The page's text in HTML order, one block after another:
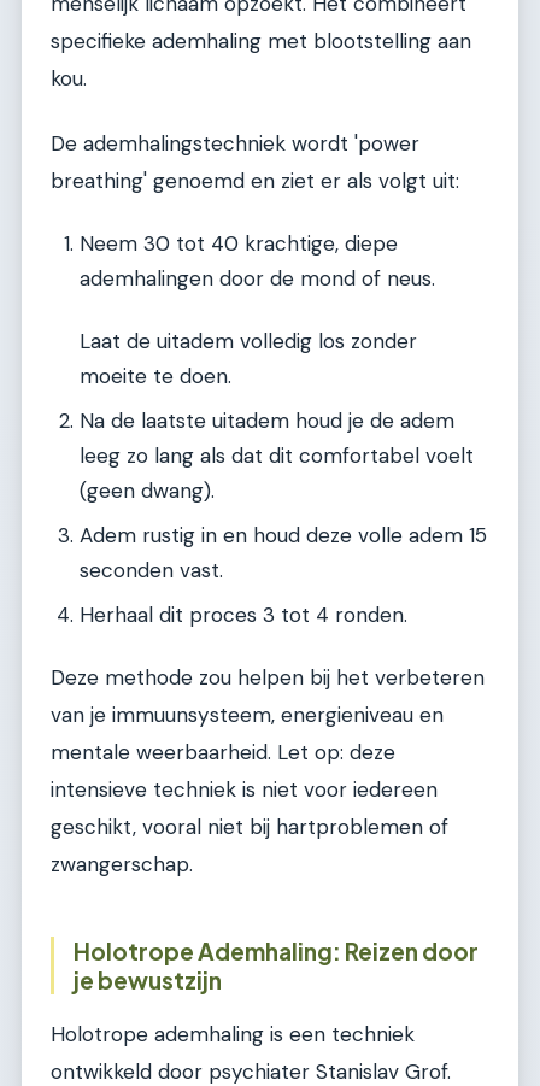
specifieke ademhaling met blootstelling aan
kou.
De ademhalingstechniek wordt 'power
breathing' genoemd en ziet er als volgt uit:
Neem 30 tot 40 krachtige, diepe
ademhalingen door de mond of neus.
Laat de uitadem volledig los zonder
moeite te doen.
Na de laatste uitadem houd je de adem
leeg zo lang als dat dit comfortabel voelt
(geen dwang).
Adem rustig in en houd deze volle adem 15
seconden vast.
Herhaal dit proces 3 tot 4 ronden.
Deze methode zou helpen bij het verbeteren
van je immuunsysteem, energieniveau en
mentale weerbaarheid. Let op: deze
intensieve techniek is niet voor iedereen
geschikt, vooral niet bij hartproblemen of
zwangerschap.
Holotrope Ademhaling: Reizen door
je bewustzijn
Holotrope ademhaling is een techniek
ontwikkeld door psychiater Stanislav Grof.